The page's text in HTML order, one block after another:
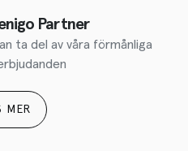
Partner
ta del av våra förmånliga
MER